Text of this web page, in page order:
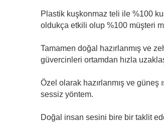
Plastik kuşkonmaz teli ile %100
oldukça etkili olup %100 müşteri
Tamamen doğal hazırlanmış ve
güvercinleri ortamdan hızla
Özel olarak hazırlanmış ve güneş
sessiz yöntem.
Doğal insan sesini bire bir taklit